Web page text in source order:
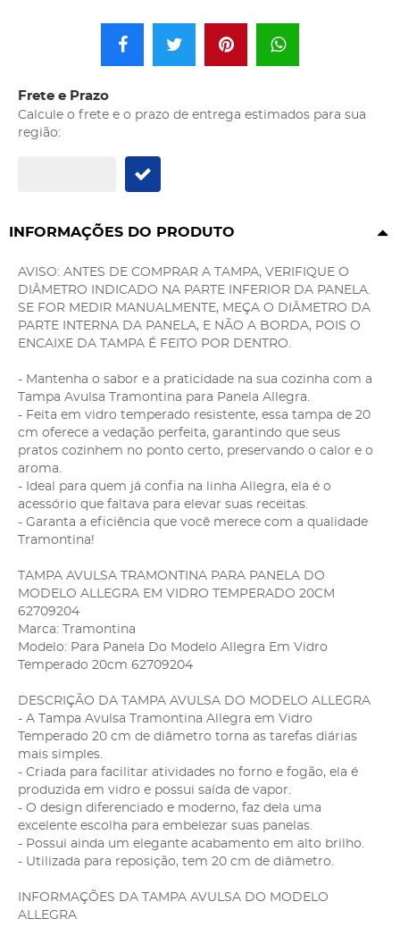
Frete e Prazo
Calcule o frete e o prazo de entrega estimados para sua
região:
INFORMAÇÕES DO PRODUTO
AVISO: ANTES DE COMPRAR A TAMPA, VERIFIQUE O
DIÂMETRO INDICADO NA PARTE INFERIOR DA PANELA.
SE FOR MEDIR MANUALMENTE, MEÇA O DIÂMETRO DA
PARTE INTERNA DA PANELA, E NÃO A BORDA, POIS O
ENCAIXE DA TAMPA É FEITO POR DENTRO.
- Mantenha o sabor e a praticidade na sua cozinha com a
Tampa Avulsa Tramontina para Panela Allegra.
- Feita em vidro temperado resistente, essa tampa de 20
cm oferece a vedação perfeita, garantindo que seus
pratos cozinhem no ponto certo, preservando o calor e o
aroma.
- Ideal para quem já confia na linha Allegra, ela é o
acessório que faltava para elevar suas receitas.
- Garanta a eficiência que você merece com a qualidade
Tramontina!
TAMPA AVULSA TRAMONTINA PARA PANELA DO
MODELO ALLEGRA EM VIDRO TEMPERADO 20CM
62709204
Marca: Tramontina
Modelo: Para Panela Do Modelo Allegra Em Vidro
Temperado 20cm 62709204
DESCRIÇÃO DA TAMPA AVULSA DO MODELO ALLEGRA
- A Tampa Avulsa Tramontina Allegra em Vidro
Temperado 20 cm de diâmetro torna as tarefas diárias
mais simples.
- Criada para facilitar atividades no forno e fogão, ela é
produzida em vidro e possui saída de vapor.
- O design diferenciado e moderno, faz dela uma
excelente escolha para embelezar suas panelas.
- Possui ainda um elegante acabamento em alto brilho.
- Utilizada para reposição, tem 20 cm de diâmetro.
INFORMAÇÕES DA TAMPA AVULSA DO MODELO
ALLEGRA